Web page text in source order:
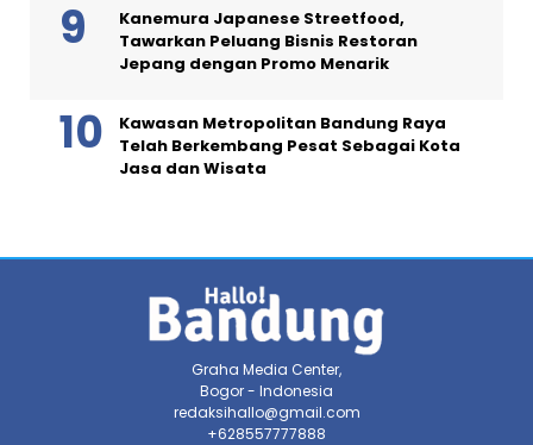
Kanemura Japanese Streetfood,
Tawarkan Peluang Bisnis Restoran
Jepang dengan Promo Menarik
Kawasan Metropolitan Bandung Raya
Telah Berkembang Pesat Sebagai Kota
Jasa dan Wisata
Graha Media Center,
Bogor - Indonesia
redaksihallo@gmail.com
+628557777888